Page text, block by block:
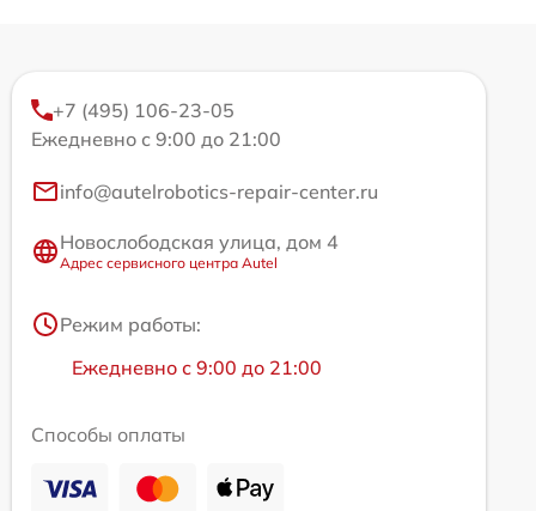
+7 (495) 106-23-05
Ежедневно с 9:00 до 21:00
info@autelrobotics-repair-center.ru
Новослободская улица, дом 4
Адрес сервисного центра Autel
Режим работы:
Ежедневно с 9:00 до 21:00
Способы оплаты